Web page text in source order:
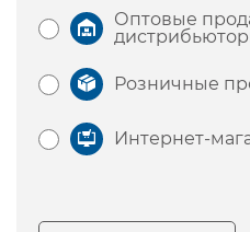
Оптовые
Розничные
Интернет-